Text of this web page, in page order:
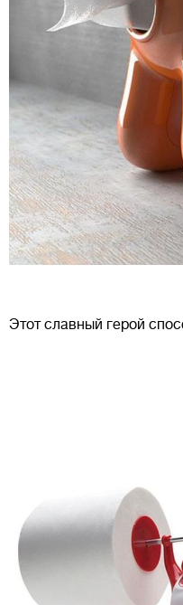
Этот славный герой